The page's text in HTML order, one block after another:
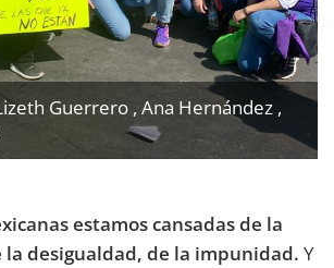
Guerrero, Ana Hernández,
estamos cansadas de la
la desigualdad, de la impunidad. Y